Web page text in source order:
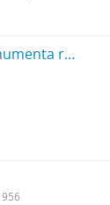
Jonas Haquini Rhezelius: Monumenta runica in Ölandia comitatu Regni Sveciæ Gothiaquæ